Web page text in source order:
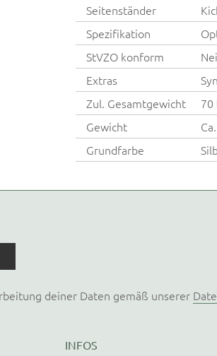
Seitenständer
Spezifikation
StVZO konform
Extras
Zul. Gesamtgewicht
70
Gewicht
Grundfarbe
deiner Daten gemäß unserer
INFOS